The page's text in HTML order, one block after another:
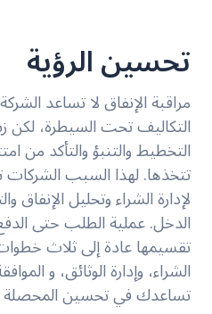
تحسين الرؤية
مراقبة الإنفاق لا تساعد
التكاليف تحت السيطرة، لكن
التخطيط والتنبؤ والتأكد من
تتخذها. لهذا السبب الشركات
لإدارة الشراء وتحليل الإنفاق
الدخل. عملية الطلب حتى
تقسيمها عادة إلى ثلاث
الشراء، وإدارة الوثائق، و
تساعدك في تحسين المحصلة